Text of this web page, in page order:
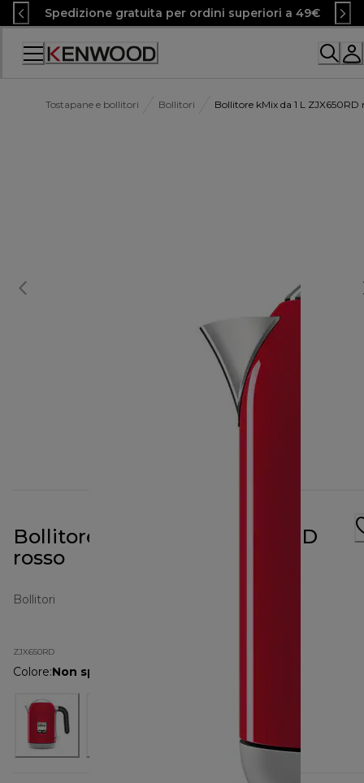
Skip
to
Content
Spedizione gratuita per ordini superiori a 49€
Accessibility
Tostapane e bollitori Bollitori Bollitore kMix da 1 L ZJX650RD
Bollitore kMix da 1 L ZJX650RD
rosso
Bollitori
ZJX650RD
Colore:Non specificato